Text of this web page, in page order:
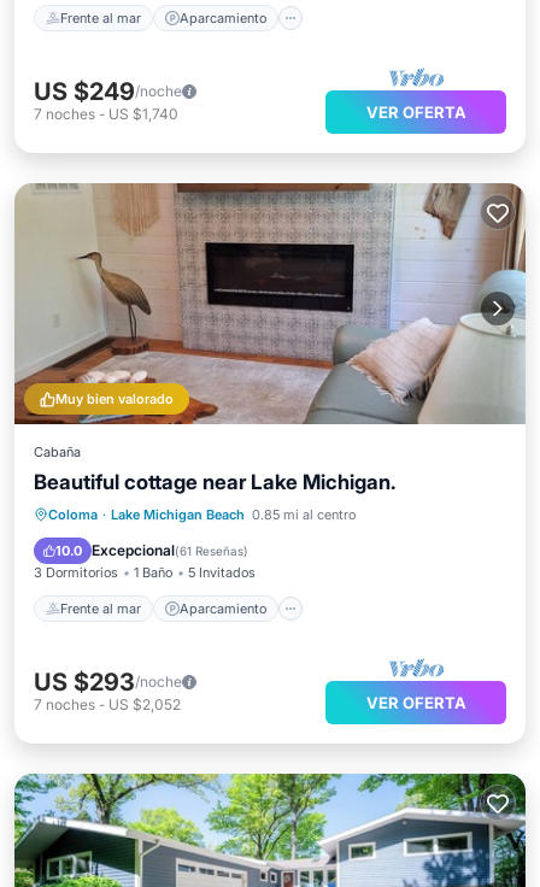
Frente al mar Aparcamiento
US $249/noche
7 noches - US $1,740 VER OFERTA
Muy bien valorado
Cabaña
Beautiful cottage near Lake Michigan.
Coloma · Lake Michigan Beach 0.85 mi al centro
10.0 Excepcional(61 Reseñas)
3 Dormitorios 1 Baño 5 Invitados
Frente al mar Aparcamiento
Frente al mar
Aparcamiento
Vista al mar
US $293/noche
7 noches - US $2,052 VER OFERTA